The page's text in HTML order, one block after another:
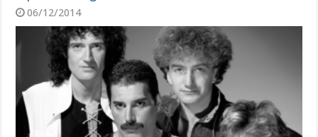
06/12/2014